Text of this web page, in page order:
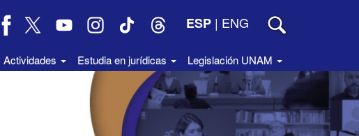
ESP | ENG
Actividades Estudia en jurídicas Legislación UNAM